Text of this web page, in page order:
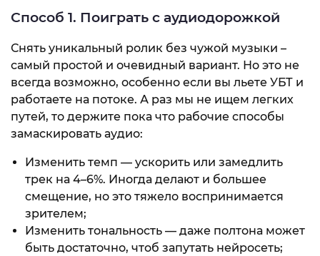
Способ 1. Поиграть с аудиодорожкой
Снять уникальный ролик без чужой музыки –
самый простой и очевидный вариант. Но это не
всегда возможно, особенно если вы льете УБТ и
работаете на потоке. А раз мы не ищем легких
путей, то держите пока что рабочие способы
замаскировать аудио:
Изменить темп — ускорить или замедлить
трек на 4–6%. Иногда делают и большее
смещение, но это тяжело воспринимается
зрителем;
Изменить тональность — даже полтона может
быть достаточно, чтоб запутать нейросеть;